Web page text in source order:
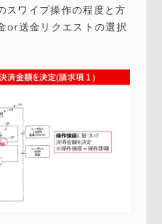
スワイプ操作の程度と方
送金リクエストの選択